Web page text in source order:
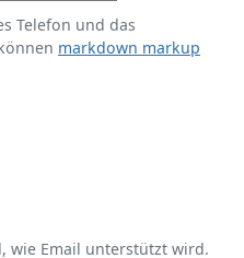
Telefon und das
markdown markup
wie Email unterstützt wird.